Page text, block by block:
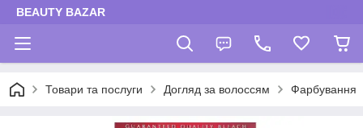
BEAUTY BAZAR
Товари та послуги Догляд за волоссям Фарбування